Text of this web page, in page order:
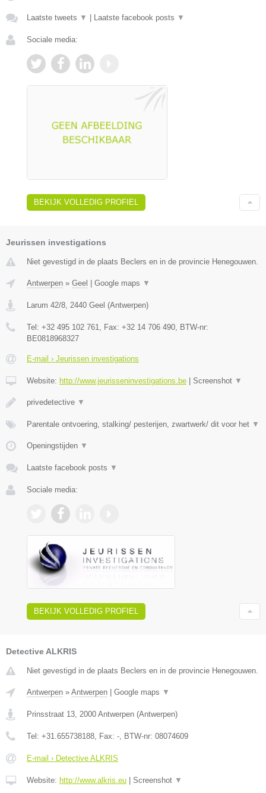
Laatste tweets ▼ Laatste facebook posts ▼
Sociale media:
BEKIJK VOLLEDIG PROFIEL
Jeurissen investigations
Niet gevestigd in de plaats Beclers en in de provincie Henegouwen.
Antwerpen » Geel | Google maps ▼
Larum 42/8 2440 Geel (Antwerpen)
Tel: +32 495 102 761 , Fax: +32 14 706 490 , BTW-nr:
BE0818968327
E-mail › Jeurissen investigations
Website: http://www.jeurisseninvestigations.be | Screenshot ▼
privedetective ▼
Parentale ontvoering, stalking/ pesterijen, zwartwerk/ dit voor het ▼
Openingstijden ▼
Laatste facebook posts ▼
Sociale media:
BEKIJK VOLLEDIG PROFIEL
Detective ALKRIS
Niet gevestigd in de plaats Beclers en in de provincie Henegouwen.
Antwerpen » Antwerpen Google maps ▼
Prinsstraat 13 2000 Antwerpen (Antwerpen)
Tel: +31.655738188 , Fax: - , BTW-nr: 08074609
E-mail › Detective ALKRIS
Website: http://www.alkris.eu Screenshot ▼